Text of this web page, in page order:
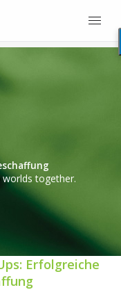
together.
Erfolgreiche